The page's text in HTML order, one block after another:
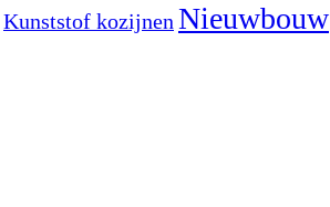
Kunststof kozijnenNieuwbouw